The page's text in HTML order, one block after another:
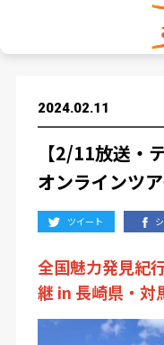
2024.02.11
【2/11放送・
オンラインツ
ツイート
全国魅力発見紀
継 in 長崎県・対